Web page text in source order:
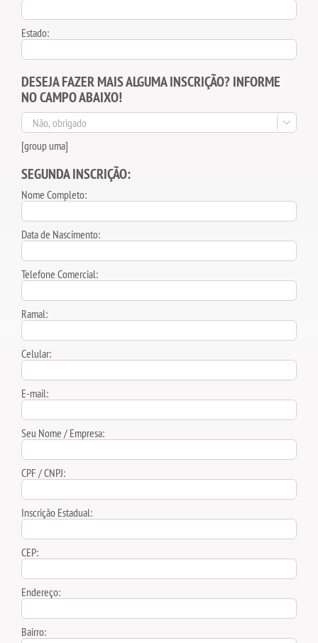
Estado:
DESEJA FAZER MAIS ALGUMA INSCRIÇÃO? INFORME
NO CAMPO ABAIXO!

[group uma]
SEGUNDA INSCRIÇÃO:
Nome Completo:
Data de Nascimento:
Telefone Comercial:
Ramal:
Celular:
E-mail:
Seu Nome / Empresa:
CPF / CNPJ:
Inscrição Estadual:
CEP:
Endereço:
Bairro: